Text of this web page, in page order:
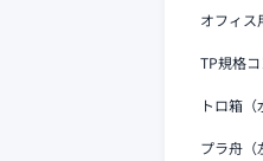
オフィス
TP規格
トロ箱（
プラ舟（